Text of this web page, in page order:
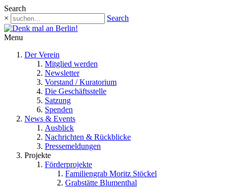
Search
×
Search
Menu
Der Verein
Mitglied werden
Newsletter
Vorstand / Kuratorium
Die Geschäftsstelle
Satzung
Spenden
News & Events
Ausblick
Nachrichten & Rückblicke
Pressemeldungen
Projekte
Förderprojekte
Familiengrab Moritz Stöckel
Grabstätte Blumenthal